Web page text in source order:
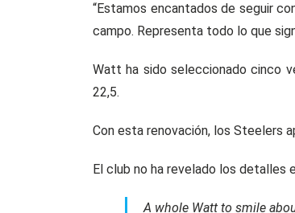
“Estamos encantados de seguir
campo. Representa todo lo que
Watt ha sido seleccionado cinco
22,5.
Con esta renovación, los Steelers
El club no ha revelado los detalles
A whole Watt to smile